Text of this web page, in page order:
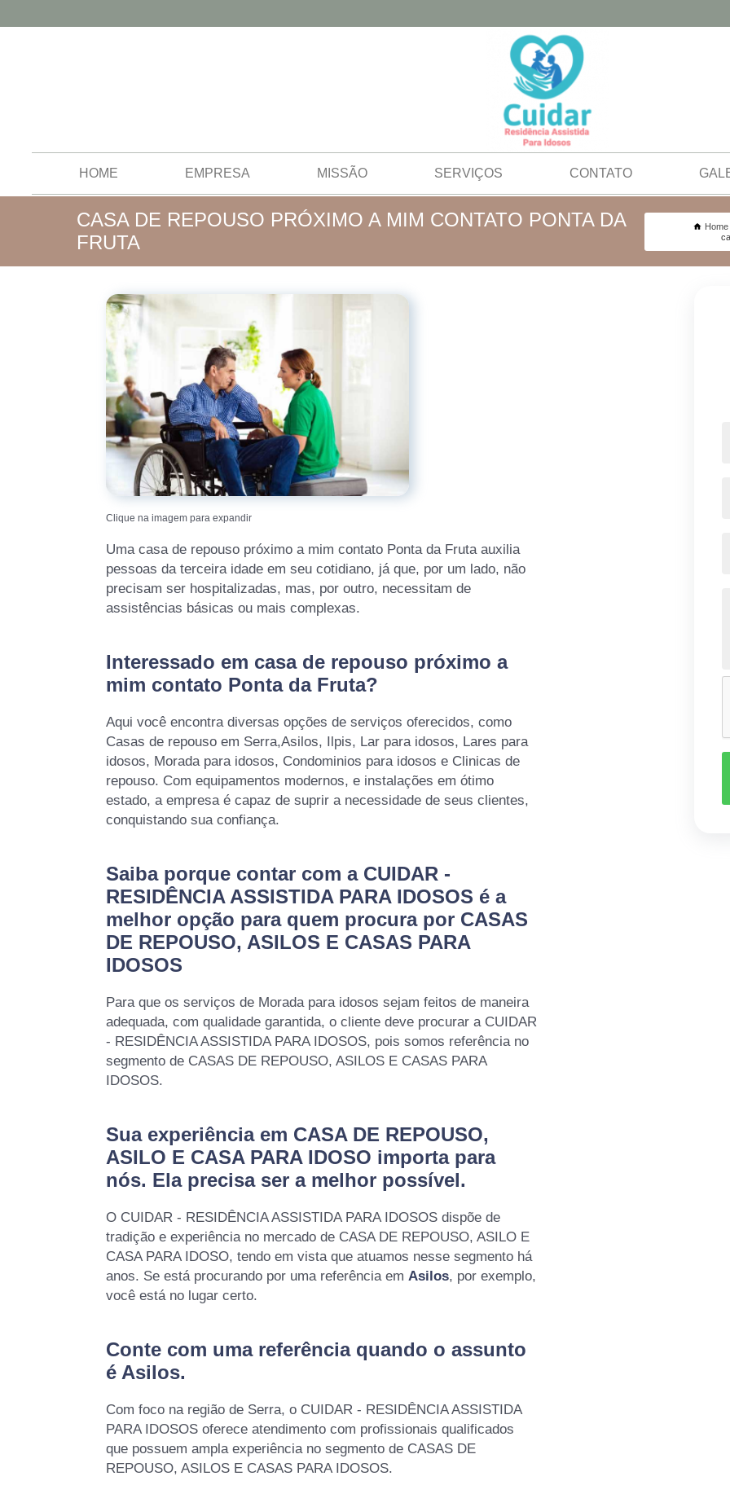
HOME EMPRESA MISSÃO SERVIÇOS CONTATO
CASA DE REPOUSO PRÓXIMO A MIM CONTATO PONTA DA
FRUTA
Home
Clique na imagem para expandir
Uma casa de repouso próximo a mim contato Ponta da Fruta auxilia
pessoas da terceira idade em seu cotidiano, já que, por um lado, não
precisam ser hospitalizadas, mas, por outro, necessitam de
assistências básicas ou mais complexas.
Interessado em casa de repouso próximo a
mim contato Ponta da Fruta?
Aqui você encontra diversas opções de serviços oferecidos, como
Casas de repouso em Serra,Asilos, Ilpis, Lar para idosos, Lares para
idosos, Morada para idosos, Condominios para idosos e Clinicas de
repouso. Com equipamentos modernos, e instalações em ótimo
estado, a empresa é capaz de suprir a necessidade de seus clientes,
conquistando sua confiança.
Saiba porque contar com a CUIDAR -
RESIDÊNCIA ASSISTIDA PARA IDOSOS é a
melhor opção para quem procura por CASAS
DE REPOUSO, ASILOS E CASAS PARA
IDOSOS
Para que os serviços de Morada para idosos sejam feitos de maneira
adequada, com qualidade garantida, o cliente deve procurar a CUIDAR
- RESIDÊNCIA ASSISTIDA PARA IDOSOS, pois somos referência no
segmento de CASAS DE REPOUSO, ASILOS E CASAS PARA
IDOSOS.
Sua experiência em CASA DE REPOUSO,
ASILO E CASA PARA IDOSO importa para
nós. Ela precisa ser a melhor possível.
O CUIDAR - RESIDÊNCIA ASSISTIDA PARA IDOSOS dispõe de
tradição e experiência no mercado de CASA DE REPOUSO, ASILO E
CASA PARA IDOSO, tendo em vista que atuamos nesse segmento há
anos. Se está procurando por uma referência em Asilos, por exemplo,
você está no lugar certo.
Conte com uma referência quando o assunto
é Asilos.
Com foco na região de Serra, o CUIDAR - RESIDÊNCIA ASSISTIDA
PARA IDOSOS oferece atendimento com profissionais qualificados
que possuem ampla experiência no segmento de CASAS DE
REPOUSO, ASILOS E CASAS PARA IDOSOS.